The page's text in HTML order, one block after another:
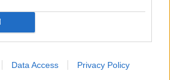
Data Access Privacy Policy